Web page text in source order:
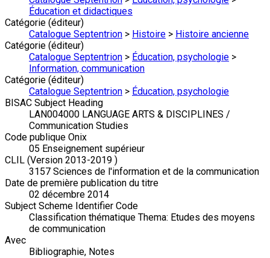
Éducation et didactiques
Catégorie (éditeur)
Catalogue Septentrion > Histoire > Histoire ancienne
Catégorie (éditeur)
Catalogue Septentrion > Éducation, psychologie >
Information, communication
Catégorie (éditeur)
Catalogue Septentrion > Éducation, psychologie
BISAC Subject Heading
LAN004000 LANGUAGE ARTS & DISCIPLINES /
Communication Studies
Code publique Onix
05 Enseignement supérieur
CLIL (Version 2013-2019 )
3157 Sciences de l'information et de la communication
Date de première publication du titre
02 décembre 2014
Subject Scheme Identifier Code
Classification thématique Thema: Etudes des moyens
de communication
Avec
Bibliographie, Notes